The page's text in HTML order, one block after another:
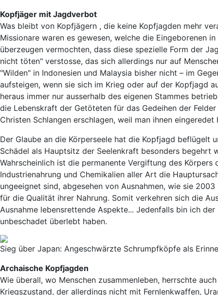
Kopfjäger mit Jagdverbot
Was bleibt von Kopfjägern , die keine Kopfjagden mehr
Missionare waren es gewesen, welche die Eingeborenen
überzeugen vermochten, dass diese spezielle Form der
nicht töten" verstosse, das sich allerdings nur auf
"Wilden" in Indonesien und Malaysia bisher nicht – im
aufsteigen, wenn sie sich im Krieg oder auf der Kopfjagd
heraus immer nur ausserhalb des eigenen Stammes
die Lebenskraft der Getöteten für das Gedeihen der
Christen Schlangen erschlagen, weil man ihnen
Der Glaube an die Körperseele hat die Kopfjagd beflügelt
Schädel als Hauptsitz der Seelenkraft besonders begehrt
Wahrscheinlich ist die permanente Vergiftung des
Industrienahrung und Chemikalien aller Art die
ungeeignet sind, abgesehen von Ausnahmen, wie sie
für die Qualität ihrer Nahrung. Somit verkehren sich die
Ausnahme lebensrettende Aspekte... Jedenfalls bin ich
unbeschadet überlebt haben.
Sieg über Japan: Angeschwärzte Schrumpfköpfe als
Archaische Kopfjagden
Wie überall, wo Menschen zusammenleben, herrschte
Kriegszustand, der allerdings nicht mit Fernlenkwaffen,